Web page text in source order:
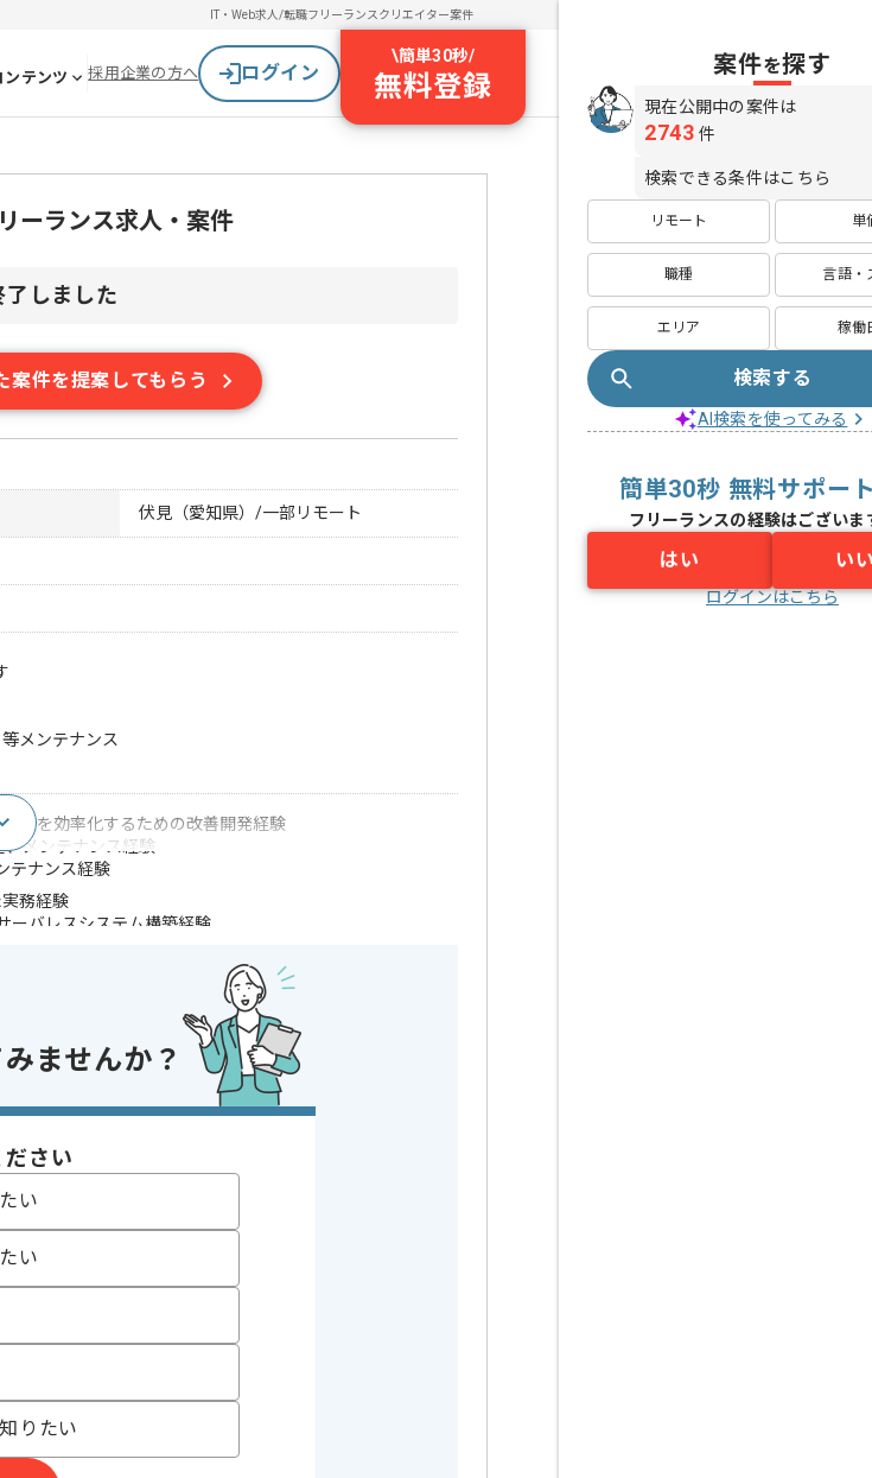
IT・Web求人/転職フリーランスクリエイター案件
ンテンツ 採用企業の方へ ログイン
\簡単30秒/
無料登録
ーランス求人・案件
しました
案件を提案してもらう
伏見（愛知県）/一部リモート
メンテナンス
発を効率化するための改善開発経験
、メンテナンス経験
テナンス経験
務経験
ーバレスシステム構築経験
す。
ます。
ませんか？
さい
い
い
りたい
案件を探す
現在公開中の案件は
2743 件
検索できる条件はこちら
リモート 単
職種 言語・
エリア 稼働
検索する
AI検索を使ってみる
簡単30秒 無料サポー
フリーランスの経験はございま
はい い
ログインはこちら